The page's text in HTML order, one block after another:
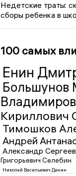
Недетские траты:
сборы ребенка в
100 самых
Енин
Большунов
Кириллович
Тимошков
Андрей
Александр
Григорьевич Селебин
Николай Васильевич Денин